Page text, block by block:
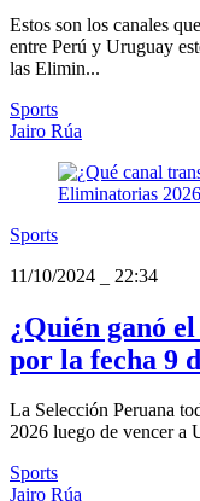
Estos son los canales
entre Perú y Uruguay
las Elimin...
Sports
Jairo Rúa
Sports
11/10/2024
22:34
¿Quién ganó
por la fecha 9
La Selección Peruana
2026 luego de vencer a
Sports
Jairo Rúa